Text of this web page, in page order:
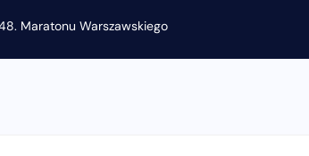
Maratonu Warszawskiego